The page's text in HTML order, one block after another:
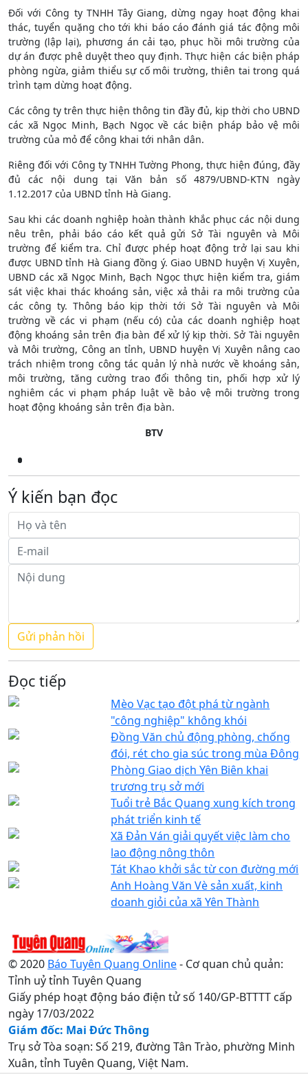
Đối với Công ty TNHH Tây Giang, dừng ngay hoạt động khai
thác, tuyển quặng cho tới khi báo cáo đánh giá tác động môi
trường (lập lại), phương án cải tạo, phục hồi môi trường của
dự án được phê duyệt theo quy định. Thực hiện các biện pháp
phòng ngừa, giảm thiểu sự cố môi trường, thiên tai trong quá
trình tạm dừng hoạt động.
Các công ty trên thực hiện thông tin đầy đủ, kịp thời cho UBND
các xã Ngọc Minh, Bạch Ngọc về các biện pháp bảo vệ môi
trường của mỏ để công khai tới nhân dân.
Riêng đối với Công ty TNHH Tường Phong, thực hiện đúng, đầy
đủ các nội dung tại Văn bản số 4879/UBND-KTN ngày
1.12.2017 của UBND tỉnh Hà Giang.
Sau khi các doanh nghiệp hoàn thành khắc phục các nội dung
nêu trên, phải báo cáo kết quả gửi Sở Tài nguyên và Môi
trường để kiểm tra. Chỉ được phép hoạt động trở lại sau khi
được UBND tỉnh Hà Giang đồng ý. Giao UBND huyện Vị Xuyên,
UBND các xã Ngọc Minh, Bạch Ngọc thực hiện kiểm tra, giám
sát việc khai thác khoáng sản, việc xả thải ra môi trường của
các công ty. Thông báo kịp thời tới Sở Tài nguyên và Môi
trường về các vi phạm (nếu có) của các doanh nghiệp hoạt
động khoáng sản trên địa bàn để xử lý kịp thời. Sở Tài nguyên
và Môi trường, Công an tỉnh, UBND huyện Vị Xuyên nâng cao
trách nhiệm trong công tác quản lý nhà nước về khoáng sản,
môi trường, tăng cường trao đổi thông tin, phối hợp xử lý
nghiêm các vi phạm pháp luật về bảo vệ môi trường trong
hoạt động khoáng sản trên địa bàn.
BTV
Ý kiến bạn đọc
Đọc tiếp
Mèo Vạc tạo đột phá từ ngành
"công nghiệp" không khói
Đồng Văn chủ động phòng, chống
đói, rét cho gia súc trong mùa Đông
Phòng Giao dịch Yên Biên khai
trương trụ sở mới
Tuổi trẻ Bắc Quang xung kích trong
phát triển kinh tế
Xã Đản Ván giải quyết việc làm cho
lao động nông thôn
Tát Khao khởi sắc từ con đường mới
Anh Hoàng Văn Vè sản xuất, kinh
doanh giỏi của xã Yên Thành
© 2020 Báo Tuyên Quang Online- Cơ quan chủ quản:
Tỉnh uỷ tỉnh Tuyên Quang
Giấy phép hoạt động báo điện tử số 140/GP-BTTTT cấp
ngày 17/03/2022
Giám đốc: Mai Đức Thông
Trụ sở Tòa soạn: Số 219, đường Tân Trào, phường Minh
Xuân, tỉnh Tuyên Quang, Việt Nam.